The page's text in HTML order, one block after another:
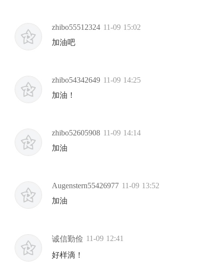
zhibo55512324 11-09 15:02
加油吧
zhibo54342649 11-09 14:25
加油！
zhibo52605908 11-09 14:14
加油
Augenstern55426977 11-09 13:52
加油
诚信勤俭 11-09 12:41
好样滴！